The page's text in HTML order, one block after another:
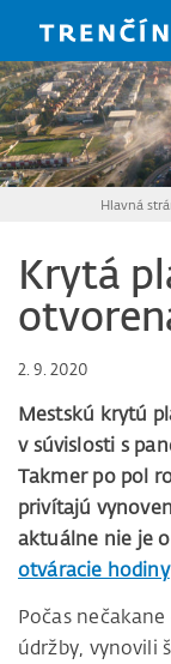
Hlavná
Krytá
2. 9. 2020
Mestskú krytú
v súvislosti s
Takmer po pol
privítajú
aktuálne nie je
otváracie hodiny
Počas
údržby, vynovili